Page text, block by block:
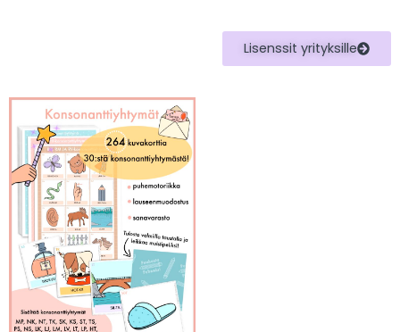
Lisenssit yrityksille